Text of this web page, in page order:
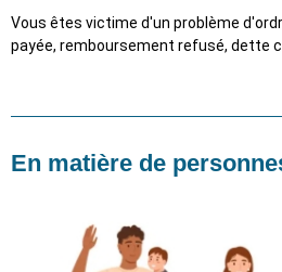
Vous êtes victime d'un problème
payée, remboursement refusé, dette
En matière de